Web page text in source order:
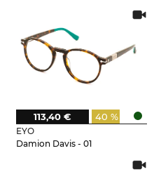
EYO
Damion Davis - 01
40 %
113,40 €